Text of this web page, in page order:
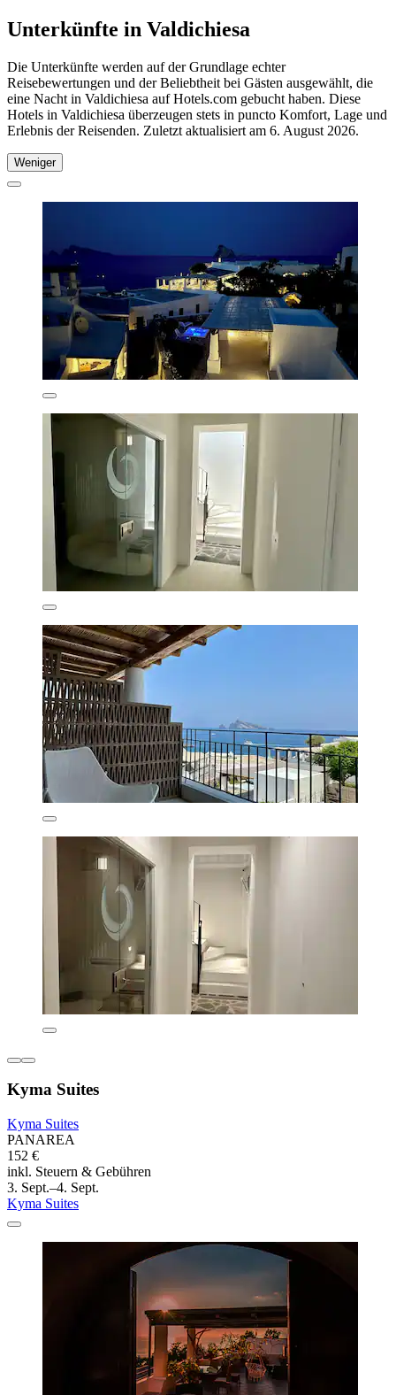
Unterkünfte in Valdichiesa
Die Unterkünfte werden auf der Grundlage echter
Reisebewertungen und der Beliebtheit bei Gästen ausgewählt, die
eine Nacht in Valdichiesa auf Hotels.com gebucht haben. Diese
Hotels in Valdichiesa überzeugen stets in puncto Komfort, Lage und
Erlebnis der Reisenden. Zuletzt aktualisiert am 6. August 2026.
Weniger
Kyma Suites
Kyma Suites
PANAREA
152 €
inkl. Steuern & Gebühren
3. Sept.–4. Sept.
Kyma Suites